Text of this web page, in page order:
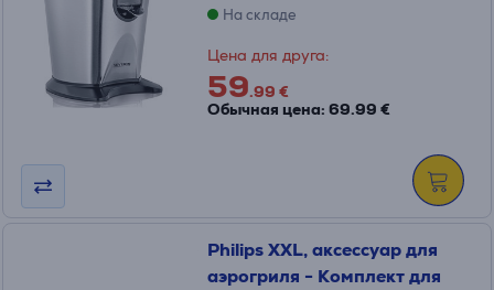
На складе
Цена для друга:
59.99 €
Обычная цена: 69.99 €
Philips XXL, аксессуар для
аэрогриля - Комплект для